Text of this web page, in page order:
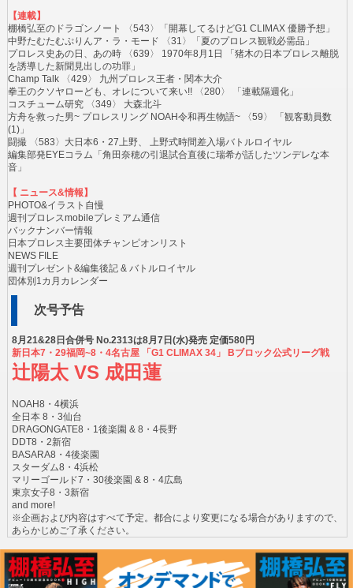
【連載】
棚橋弘至のドラゴンノート 〈543〉「開幕してるけどG1 CLIMAX 優勝予想」
中野たむたむぷりんア・ラ・モード 〈31〉「夏のプロレス観戦必需品」
プロレス史あの日、あの時 〈639〉 1970年8月1日 「猪木の日本プロレス離脱
を誘導した新聞見出しの功罪」
Champ Talk 〈429〉 九州プロレス王者・関本大介
拳王のクソヤローども、オレについて来い!! 〈280〉 「連載隔週化」
コスチューム研究 〈349〉 大森北斗
方舟を救った男~ プロレスリング NOAH令和再生物語~ 〈59〉 「観客動員数
(1)」
闘撮 〈583〉大日本6・27上野、 上野式時間差入場バトルロイヤル
編集部発EYEコラム「角田奈穂の引退試合直後に瑞希が話したツンデレな本
音」
【 ニュース&情報】
PHOTO&イラスト自慢
週刊プロレスmobileプレミアム通信
バックナンバー情報
日本プロレス主要団体チャンピオンリスト
NEWS FILE
週刊プレゼント&編集後記 & バトルロイヤル
団体別1カ月カレンダー
次号予告
8月21&28日合併号 No.2313は8月7日(水)発売 定価580円
新日本7・29福岡~8・4名古屋 「G1 CLIMAX 34」 Bブロック公式リーグ戦
辻陽太 VS 成田蓮
NOAH8・4横浜
全日本 8・3仙台
DRAGONGATE8・1後楽園 & 8・4長野
DDT8・2新宿
BASARA8・4後楽園
スターダム8・4浜松
マリーゴールド7・30後楽園 & 8・4広島
東京女子8・3新宿
and more!
※企画および内容はすべて予定。都合により変更になる場合がありますので、
あらかじめご了承ください。